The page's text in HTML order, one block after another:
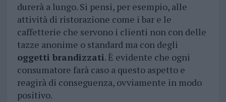
durerà a lungo. Si pensi, per esempio, alle
attività di ristorazione come i bar e le
caffetterie che servono i clienti non con delle
tazze anonime o standard ma con degli
oggetti brandizzati. È evidente che ogni
consumatore farà caso a questo aspetto e
reagirà di conseguenza, ovviamente in modo
positivo.